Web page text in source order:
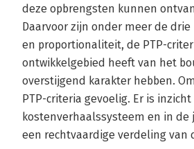
deze opbrengsten kunnen
Daarvoor zijn onder meer de
en proportionaliteit, de PTP-
ontwikkelgebied heeft van het
overstijgend karakter hebben.
PTP-criteria gevoelig. Er is
kostenverhaalssysteem en in
een rechtvaardige verdeling van